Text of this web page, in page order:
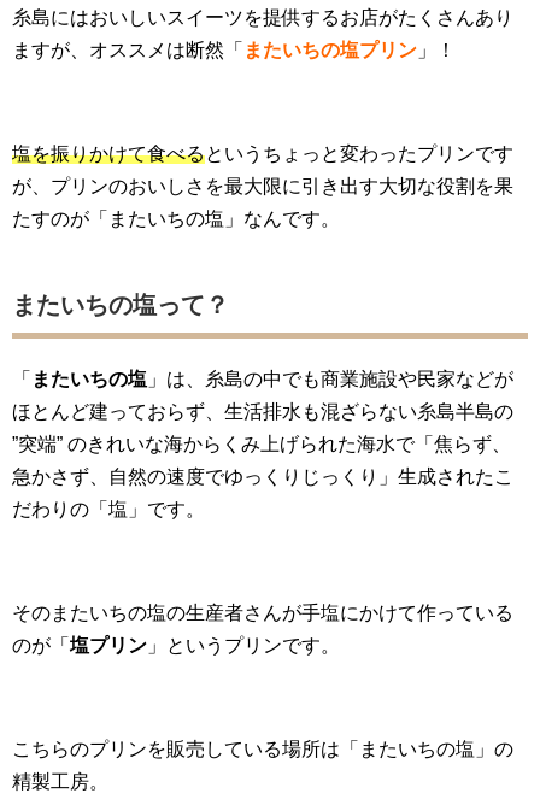
糸島にはおいしいスイーツを提供するお店がたくさんあり
ますが、オススメは断然「 またいちの塩プリン 」！
塩を振りかけて食べるというちょっと変わったプリンです
が、プリンのおいしさを最大限に引き出す大切な役割を果
たすのが「またいちの塩」なんです。
またいちの塩って？
「 またいちの塩 」は、糸島の中でも商業施設や民家などが
ほとんど建っておらず、生活排水も混ざらない糸島半島の
”突端” のきれいな海からくみ上げられた海水で「焦らず、
急かさず、自然の速度でゆっくりじっくり」生成されたこ
だわりの「塩」です。
そのまたいちの塩の生産者さんが手塩にかけて作っている
のが「 塩プリン 」というプリンです。
こちらのプリンを販売している場所は「またいちの塩」の
精製工房。